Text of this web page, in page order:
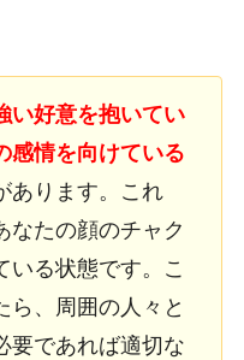
い好意を抱いてい
感情を向けている
あります。これ
なたの顔のチャク
いる状態です。こ
ら、周囲の人々と
要であれば適切な